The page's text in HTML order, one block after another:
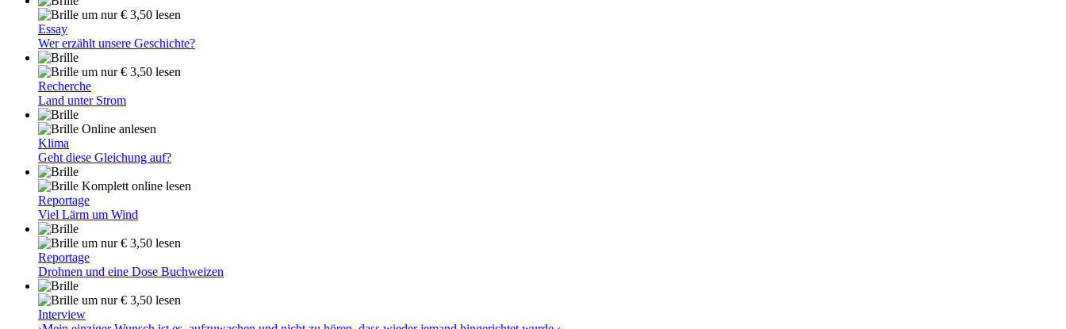
um nur € 3,50 lesen
Essay
Wer erzählt unsere Geschichte?
um nur € 3,50 lesen
Recherche
Land unter Strom
Online anlesen
Klima
Geht diese Gleichung auf?
Komplett online lesen
Reportage
Viel Lärm um Wind
um nur € 3,50 lesen
Reportage
Drohnen und eine Dose Buchweizen
um nur € 3,50 lesen
Interview